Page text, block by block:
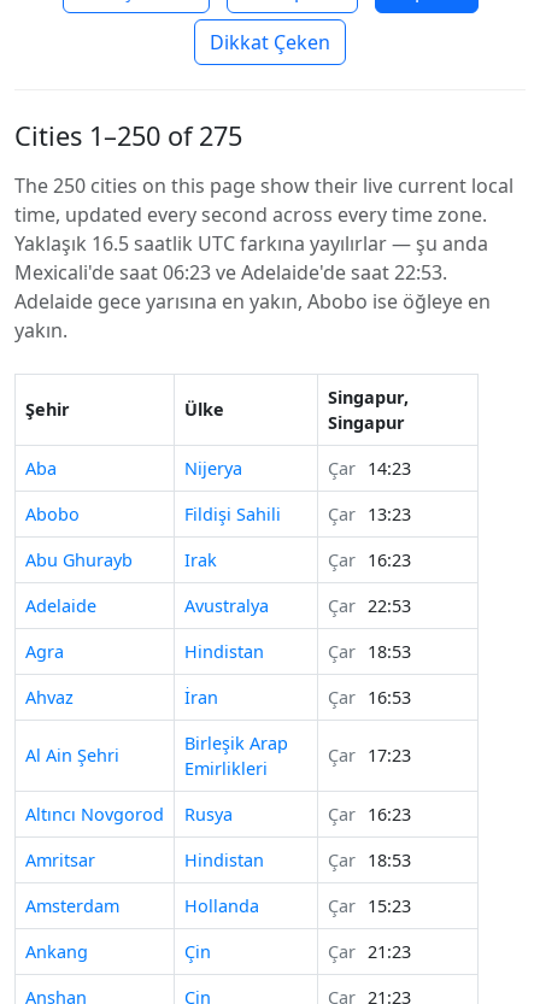
Dikkat Çeken
Cities 1–250 of 275
The 250 cities on this page show their live current local
time, updated every second across every time zone.
Yaklaşık 16.5 saatlik UTC farkına yayılırlar — şu anda
Mexicali'de saat 06:23 ve Adelaide'de saat 22:53.
Adelaide gece yarısına en yakın, Abobo ise öğleye en
yakın.
Şehir Ülke
Singapur,
Singapur
Aba
Nijerya Çar 14:23
Abobo
Fildişi Sahili Çar 13:23
Abu Ghurayb
Irak Çar 16:23
Adelaide
Avustralya Çar 22:53
Agra
Hindistan Çar 18:53
Ahvaz
İran Çar 16:53
Al Ain Şehri
Birleşik Arap
Emirlikleri
Çar 17:23
Altıncı Novgorod Rusya Çar 16:23
Amritsar
Hindistan Çar 18:53
Amsterdam
Hollanda Çar 15:23
Ankang
Çin Çar 21:23
Anshan
Çin Çar 21:23